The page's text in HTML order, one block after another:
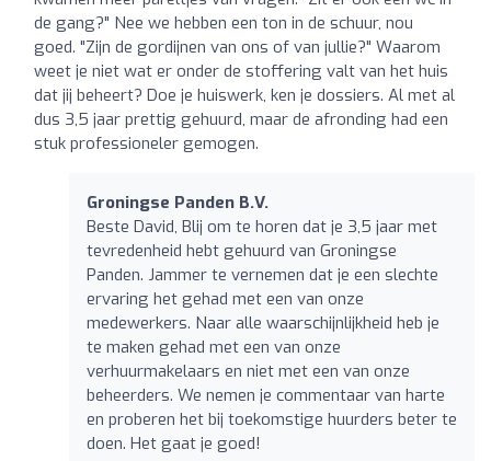
de gang?" Nee we hebben een ton in de schuur, nou
goed. "Zijn de gordijnen van ons of van jullie?" Waarom
weet je niet wat er onder de stoffering valt van het huis
dat jij beheert? Doe je huiswerk, ken je dossiers. Al met al
dus 3,5 jaar prettig gehuurd, maar de afronding had een
stuk professioneler gemogen.
Groningse Panden B.V.
Beste David, Blij om te horen dat je 3,5 jaar met
tevredenheid hebt gehuurd van Groningse
Panden. Jammer te vernemen dat je een slechte
ervaring het gehad met een van onze
medewerkers. Naar alle waarschijnlijkheid heb je
te maken gehad met een van onze
verhuurmakelaars en niet met een van onze
beheerders. We nemen je commentaar van harte
en proberen het bij toekomstige huurders beter te
doen. Het gaat je goed!